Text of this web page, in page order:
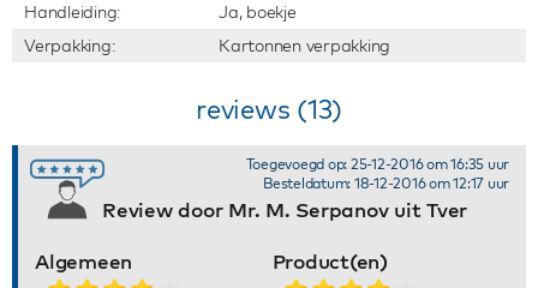
Handleiding:
Ja, boekje
Verpakking:
Kartonnen verpakking
reviews (13)
Review door Mr. M. Serpanov uit Tver
Toegevoegd op: 25-12-2016 om 16:35 uur
Besteldatum: 18-12-2016 om 12:17 uur
Algemeen Product(en)